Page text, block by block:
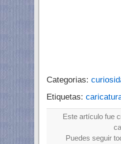
Categorias:
Etiquetas:
Este artículo fue
Puedes seguir